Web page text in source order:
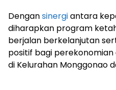
Dengansinergiantara
diharapkan program
berjalan berkelanjutan
positif bagi
di Kelurahan Monggonao